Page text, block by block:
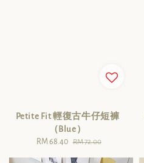
Petite Fit 輕復古牛仔短褲
（Blue）
Sale
RM 68.40 Regular
RM 72.00